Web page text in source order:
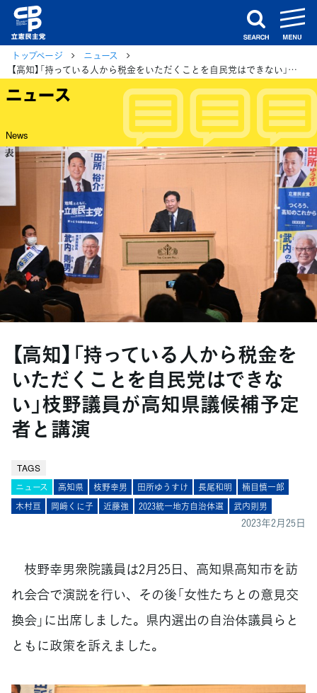
search
トップページ
ニュース
【高知】「持っている人から税金をいただくことを自民党はできない」枝野議員が高知県議候補予定者と講演
ニュース
News
【高知】「持っている人から税金を
いただくことを自民党はできな
い」枝野議員が高知県議候補予定
者と講演
TAGS
ニュース 高知県 枝野幸男 田所ゆうすけ 長尾和明
楠目慎一郎
木村亘
岡﨑くに子 近藤強 2023統一地方自治体選 武内則男
2023年2月25日
枝野幸男衆院議員は2月25日、高知県高知市を訪
れ会合で演説を行い、その後「女性たちとの意見交
換会」に出席しました。県内選出の自治体議員らと
ともに政策を訴えました。